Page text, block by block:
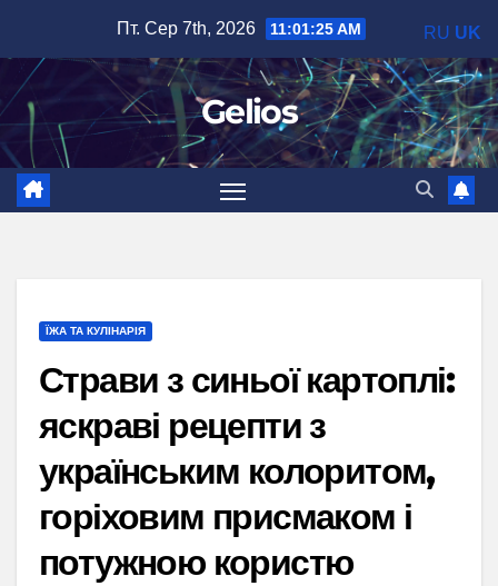
вмісту
Пт. Сер 7th, 2026 11:01:26 AM
Gelios
ЇЖА ТА КУЛІНАРІЯ
Страви з синьої картоплі:
яскраві рецепти з
українським колоритом,
горіховим присмаком і
потужною користю
RU UK